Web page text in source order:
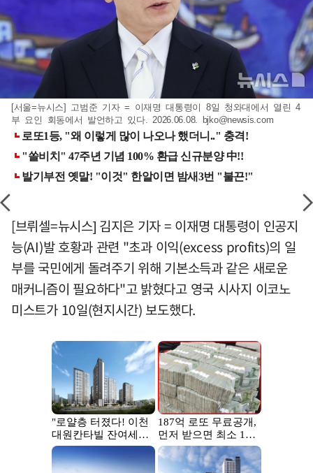
[서울=뉴시스] 고범준 기자 = 이재명 대통령이 8일 청와대에서 열린 4
부 요인 회동에서 발언하고 있다. 2026.06.08. bjko@newsis.com
[브뤼셀=뉴시스] 김지은 기자 = 이재명 대통령이 인공지
능(AI)발 호황과 관련 "초과 이익(excess profits)의 일
부를 국민에게 돌려주기 위해 기본소득과 같은 새로운
매커니즘이 필요하다"고 밝혔다고 영국 시사지 이코노
미스트가 10일(현지시간) 보도했다.